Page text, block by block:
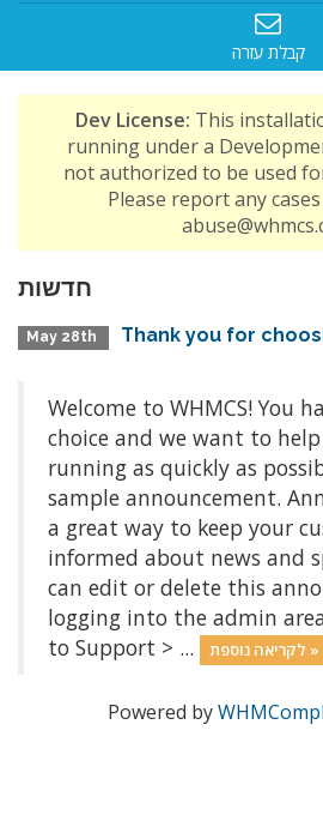
קבלת עזרה
Dev License: This
running under a
not authorized to be used
Please report any
חדשות
May 28th Thank you for
Welcome to WHMCS! You
choice and we want to
running as quickly as
sample announcement.
a great way to keep your
informed about news and
can edit or delete this
logging into the admin
to Support > ...
לקריאה נוספת »
Powered by